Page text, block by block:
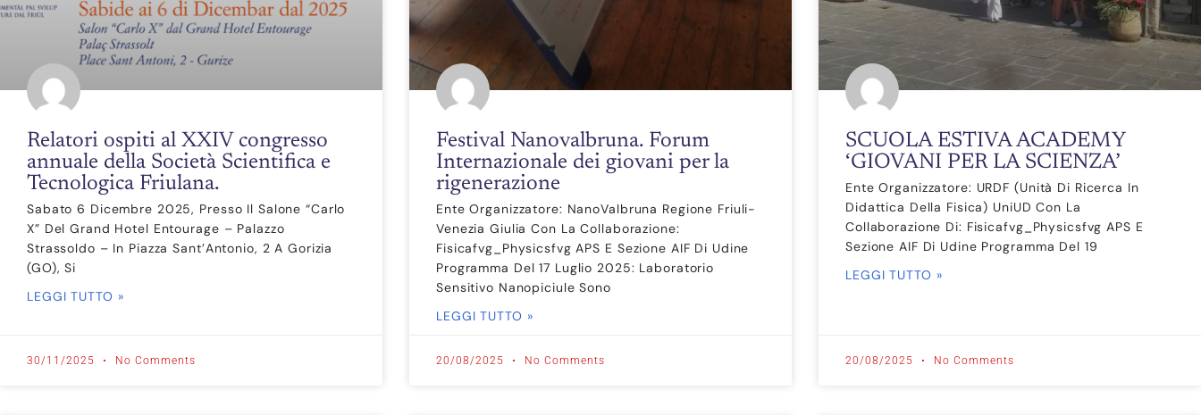
Relatori ospiti al XXIV congresso
annuale della Società Scientifica e
Tecnologica Friulana.
Sabato 6 Dicembre 2025, Presso Il Salone “Carlo
X” Del Grand Hotel Entourage – Palazzo
Strassoldo – In Piazza Sant’Antonio, 2 A Gorizia
(GO), Si
LEGGI TUTTO »
30/11/2025 No Comments
Festival Nanovalbruna. Forum
Internazionale dei giovani per la
rigenerazione
Ente Organizzatore: NanoValbruna Regione Friuli-
Venezia Giulia Con La Collaborazione:
Fisicafvg_Physicsfvg APS E Sezione AIF Di Udine
Programma Del 17 Luglio 2025: Laboratorio
Sensitivo Nanopiciule Sono
LEGGI TUTTO »
20/08/2025 No Comments
SCUOLA ESTIVA ACADEMY
‘GIOVANI PER LA SCIENZA’
Ente Organizzatore: URDF (Unità Di Ricerca In
Didattica Della Fisica) UniUD Con La
Collaborazione Di: Fisicafvg_Physicsfvg APS E
Sezione AIF Di Udine Programma Del 19
LEGGI TUTTO »
20/08/2025 No Comments